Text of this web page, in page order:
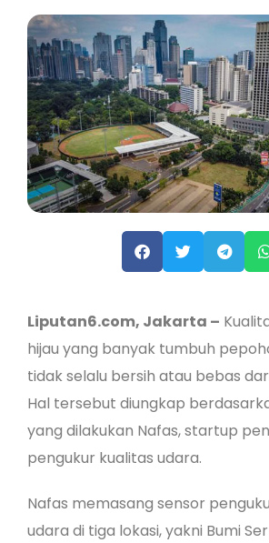
Liputan6.com, Jakarta –
hijau yang banyak tumbuh
tidak selalu bersih atau bebas
Hal tersebut diungkap
yang dilakukan Nafas, startup
pengukur kualitas udara.
Nafas memasang sensor
udara di tiga lokasi, yakni Bumi